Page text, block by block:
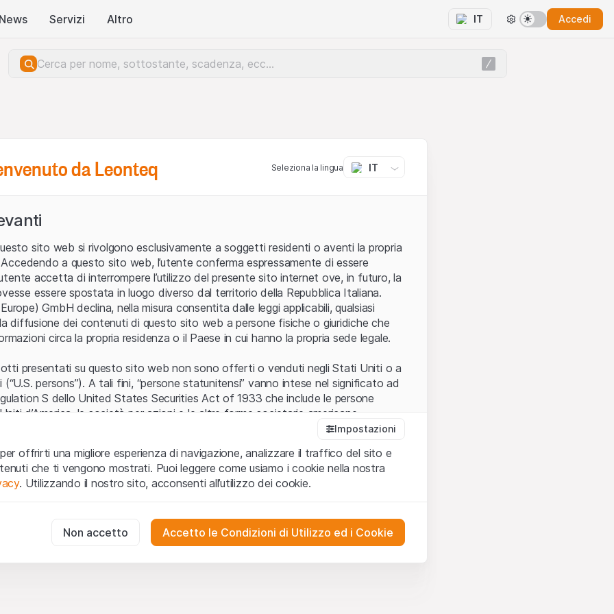
News Servizi Altro IT Accedi
da Leonteq Seleziona la lingua IT
sito web si rivolgono esclusivamente a soggetti residenti o aventi la propria
a questo sito web, l’utente conferma espressamente di essere
accetta di interrompere l’utilizzo del presente sito internet ove, in futuro, la
essere spostata in luogo diverso dal territorio della Repubblica Italiana.
GmbH declina, nella misura consentita dalle leggi applicabili, qualsiasi
diffusione dei contenuti di questo sito web a persone fisiche o giuridiche che
circa la propria residenza o il Paese in cui hanno la propria sede legale.
presentati su questo sito web non sono offerti o venduti negli Stati Uniti o a
persons”). A tali fini, “persone statunitensi” vanno intese nel significato ad
S dello United States Securities Act of 1933 che include le persone
d’America, le società per azioni e le altre forme societarie americane.
web (di seguito, il “Sito”) si dichiara di aver compreso e di accettare le
avvertenze importanti e le condizioni di utilizzo ivi rese disponibili. Nel caso in
utilizzonon siano accettate, l’utente è tenuto ad interrompere l’utilizzo del
o invito ad acquistare
i dati, i servizi, gli strumenti, i documenti (i “Contenuti del Sito”) contenuti o
web hanno esclusivamente finalità informative e non rappresentano né
Impostazioni
offrirti una migliore esperienza di navigazione, analizzare il traffico del sito e
che ti vengono mostrati. Puoi leggere come usiamo i cookie nella nostra
. Utilizzando il nostro sito, acconsenti all’utilizzo dei cookie.
per il funzionamento del sito web e non possono essere disattivati.
Non accetto Accetto le Condizioni di Utilizzo ed i Cookie